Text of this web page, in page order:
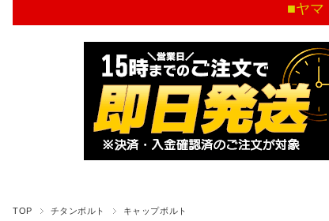
■ヤマ
TOP チタンボルト キャップボルト